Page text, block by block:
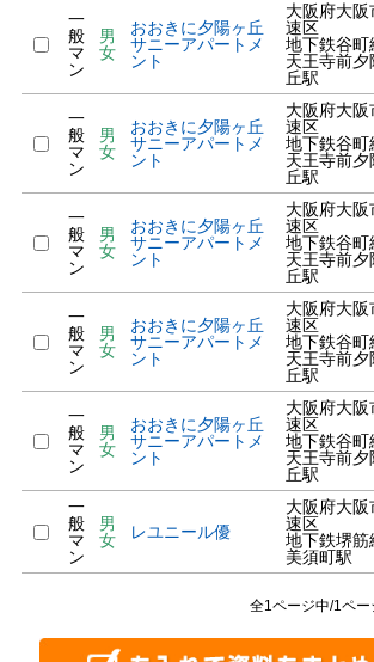
一
般
マ
ン
男
女
おおきに夕陽ヶ丘
サニーアパートメ
ント
大阪府大阪
速区
地下鉄谷町
天王寺前夕
丘駅
一
般
マ
ン
男
女
おおきに夕陽ヶ丘
サニーアパートメ
ント
大阪府大阪
速区
地下鉄谷町
天王寺前夕
丘駅
一
般
マ
ン
男
女
おおきに夕陽ヶ丘
サニーアパートメ
ント
大阪府大阪
速区
地下鉄谷町
天王寺前夕
丘駅
一
般
マ
ン
男
女
おおきに夕陽ヶ丘
サニーアパートメ
ント
大阪府大阪
速区
地下鉄谷町
天王寺前夕
丘駅
一
般
マ
ン
男
女
おおきに夕陽ヶ丘
サニーアパートメ
ント
大阪府大阪
速区
地下鉄谷町
天王寺前夕
丘駅
一
般
マ
ン
男
女
レユニール優
大阪府大阪
速区
地下鉄堺筋
美須町駅
全1ページ中/1ペー